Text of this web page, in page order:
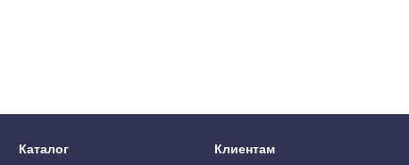
Каталог Клиентам